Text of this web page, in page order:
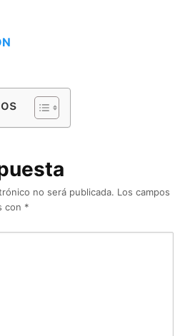
no será publicada. Los campos
con *